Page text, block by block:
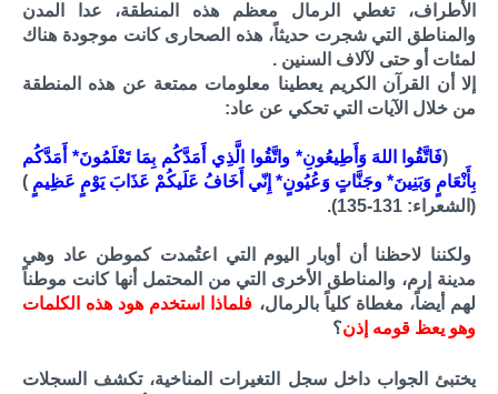
الأطراف، تغطي الرمال معظم هذه المنطقة، عدا المدن
والمناطق التي شجرت حديثاً، هذه الصحارى كانت موجودة هناك
لمئات أو حتى لآلاف السنين .
إلا أن القرآن الكريم يعطينا معلومات ممتعة عن هذه المنطقة
من خلال الآيات التي تحكي عن عاد:
(فَاتَّقُوا اللهَ وَأَطِيعُونِ* واتَّقُوا الَّذِي أَمَدَّكُم بِمَا تَعْلَمُونَ* أَمَدَّكُم
بِأَنْعَامٍ وَبَنِينَ* وجَنَّاتٍ وَعُيُونٍ* إِنّي أَخَافُ عَلَيكُمْ عَذَابَ يَوْمٍ عَظِيمٍ )
(الشعراء: 131-135).
ولكننا لاحظنا أن أوبار اليوم التي اعتُمدت كموطن عاد وهي
مدينة إرم، والمناطق الأخرى التي من المحتمل أنها كانت موطناً
لهم أيضاً، مغطاة كلياً بالرمال، فلماذا استخدم هود هذه الكلمات
وهو يعظ قومه إذن؟
يختبئ الجواب داخل سجل التغيرات المناخية، تكشف السجلات